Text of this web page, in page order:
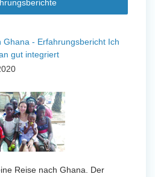
Ghana - Erfahrungsbericht Ich
gut integriert
Reise nach Ghana. Der